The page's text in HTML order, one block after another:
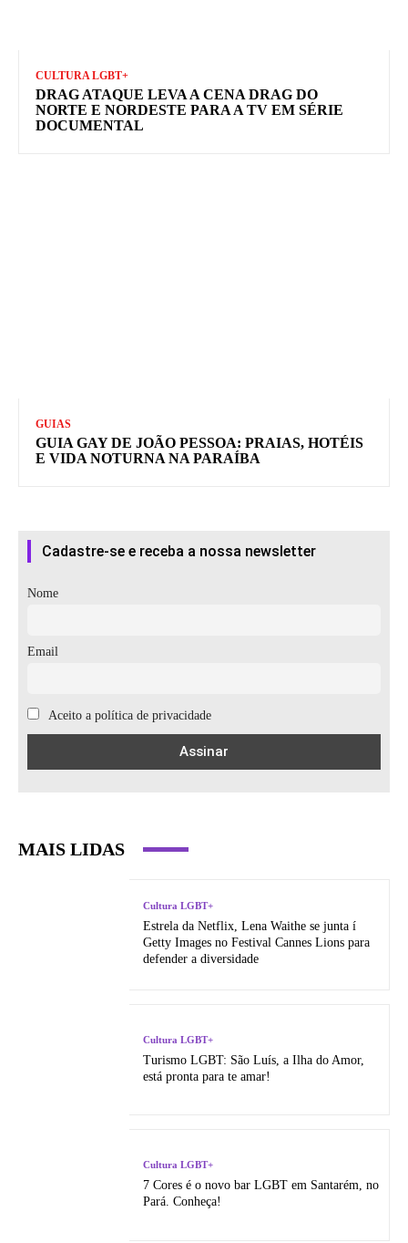
CULTURA LGBT+
DRAG ATAQUE LEVA A CENA DRAG DO
NORTE E NORDESTE PARA A TV EM SÉRIE
DOCUMENTAL
GUIAS
GUIA GAY DE JOÃO PESSOA: PRAIAS, HOTÉIS
E VIDA NOTURNA NA PARAÍBA
Cadastre-se e receba a nossa newsletter
Nome
Email
Aceito a política de privacidade
MAIS LIDAS
Cultura LGBT+
Estrela da Netflix, Lena Waithe se junta í
Getty Images no Festival Cannes Lions para
defender a diversidade
Cultura LGBT+
Turismo LGBT: São Luí­s, a Ilha do Amor,
está pronta para te amar!
Cultura LGBT+
7 Cores é o novo bar LGBT em Santarém, no
Pará. Conheça!